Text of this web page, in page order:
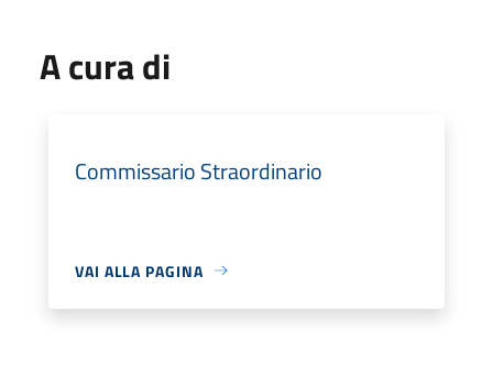
A cura di
Commissario Straordinario
VAI ALLA PAGINA